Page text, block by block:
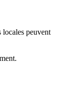
locales peuvent